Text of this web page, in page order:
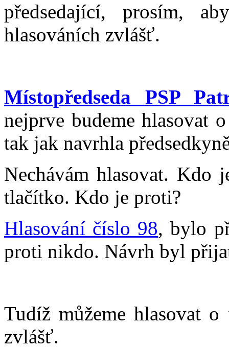
předsedající, prosím,
hlasováních zvlášť.
Místopředseda PSP
nejprve budeme hlasovat
tak jak navrhla
Nechávám hlasovat. Kdo
tlačítko. Kdo je proti?
Hlasování číslo 98, bylo
proti nikdo. Návrh byl
Tudíž můžeme hlasovat
zvlášť.